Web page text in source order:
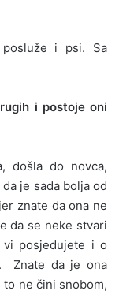
i psi. Sa
i postoje oni
došla do novca,
je sada bolja od
znate da ona ne
da se neke stvari
posjedujete i o
Znate da je ona
ne čini snobom,